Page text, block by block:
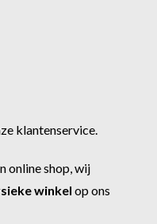
klantenservice
online shop, wij
winkel op ons